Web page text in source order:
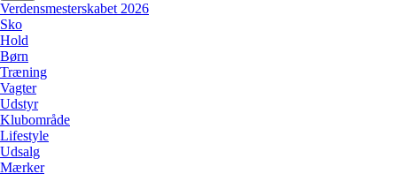
Verdensmesterskabet 2026
Sko
Hold
Børn
Træning
Vagter
Udstyr
Klubområde
Lifestyle
Udsalg
Mærker